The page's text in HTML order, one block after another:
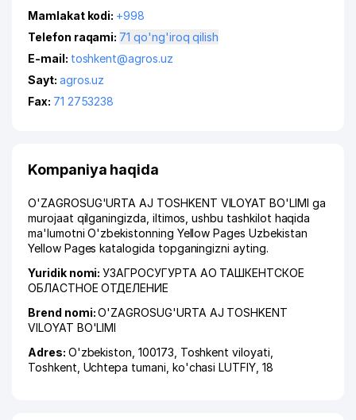
Mamlakat kodi: +998
Telefon raqami:
71 qo'ng'iroq qilish
E-mail: toshkent@agros.uz
Sayt: agros.uz
Fax: 71 2753238
Kompaniya haqida
O'ZAGROSUG'URTA AJ TOSHKENT VILOYAT BO'LIMI ga
murojaat qilganingizda, iltimos, ushbu tashkilot haqida
ma'lumotni O'zbekistonning Yellow Pages Uzbekistan
Yellow Pages katalogida topganingizni ayting.
Yuridik nomi:УЗАГРОСУГУРТА АО ТАШКЕНТСКОЕ
ОБЛАСТНОЕ ОТДЕЛЕНИЕ
Brend nomi:O'ZAGROSUG'URTA AJ TOSHKENT
VILOYAT BO'LIMI
Adres: O'zbekiston, 100173, Toshkent viloyati
Toshkent Uchtepa tumani ko'chasi LUTFIY, 18